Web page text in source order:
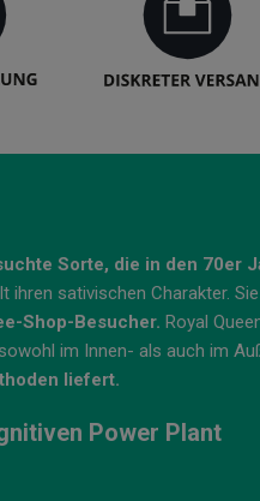
e Sorte, die in den 70er
ihren sativischen Charakter.
Shop-Besucher. Royal
im Innen- als auch im
liefert.
Power Plant